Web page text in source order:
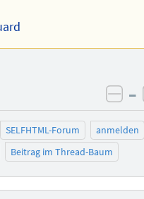
–
SELFHTML-Forum
anmelden
Beitrag im Thread-Baum